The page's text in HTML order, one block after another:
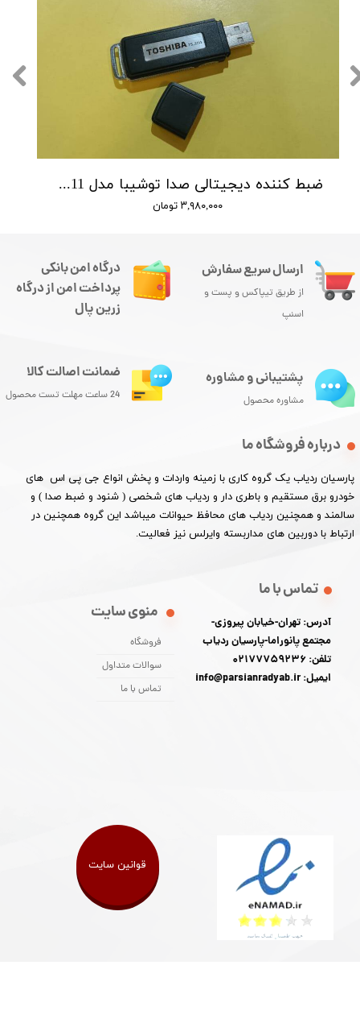
ضبط کننده دیجیتالی صدا توشیبا مدل Toshiba TS-3111 - حافظه 4 گیگ - شنود صدا
۳,۹۸۰,۰۰۰ تومان
ارسال سریع سفارش
از طریق تیپاکس و پست و
اسنپ
درباره فروشگاه ما
پارسیان ردیاب یک گروه کاری با زمینه واردات و پخش انواع جی پی اس های
خودرو برق مستقیم و باطری دار و ردیاب های شخصی ( شنود و ضبط صدا ) و
سالمند و همچنین ردیاب های محافظ حیوانات میباشد این گروه همچنین در
ارتباط با دوربین های مداربسته وایرلس نیز فعالیت.​​​​​​​
منوی سایت
فروشگاه
سوالات متداول
تماس با ما
تماس با ما
آدرس: تهران-خیابان پیروزی-
مجتمع پانوراما-پارسیان ردیاب
تلفن: 02177759236
ایمیل: info@parsianradyab.ir
درگاه امن بانکی
پرداخت امن از درگاه
زرین پال
پشتیبانی و مشاوره
مشاوره محصول
ضمانت اصالت کالا
24 ساعت مهلت تست محصول
قوانین سایت